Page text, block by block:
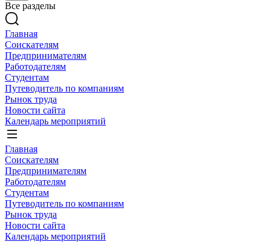
Все разделы
Главная
Соискателям
Предпринимателям
Работодателям
Студентам
Путеводитель по компаниям
Рынок труда
Новости сайта
Календарь мероприятий
Главная
Соискателям
Предпринимателям
Работодателям
Студентам
Путеводитель по компаниям
Рынок труда
Новости сайта
Календарь мероприятий